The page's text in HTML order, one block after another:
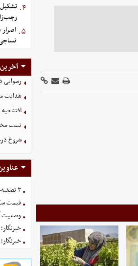
۴.
۵.
رسوایی
هدایت
تست
شروع
۳ تصفیه‌خانه جدید برای فضای سبز تهران در راه است
قیمت سکه و
وضعیت آب